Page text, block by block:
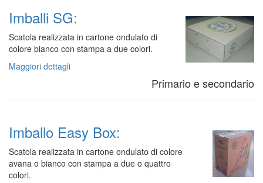
Imballi SG:
Scatola realizzata in cartone ondulato di
colore bianco con stampa a due colori.
Maggiori dettagli
Primario e secondario
Imballo Easy Box:
Scatola realizzata in cartone ondulato di colore
avana o bianco con stampa a due o quattro
colori.